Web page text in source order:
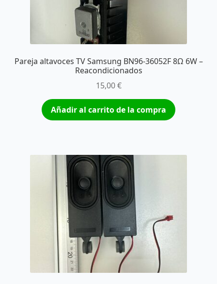
Pareja altavoces TV Samsung BN96-36052F 8Ω 6W –
Reacondicionados
15,00€
Añadir al carrito de la compra